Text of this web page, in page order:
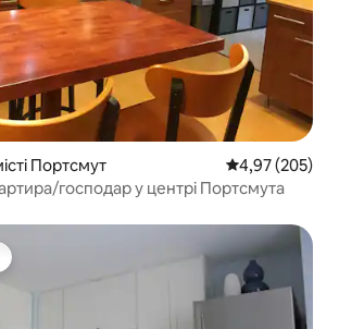
Портсмут Середня
4,97 (205)
господар у центрі Портсмута